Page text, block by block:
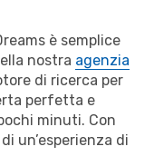
è semplice
nostra agenzia
di ricerca per
perfetta e
minuti. Con
un’esperienza di